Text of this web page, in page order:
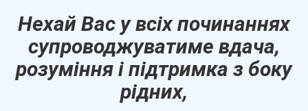
Нехай Вас у всіх починаннях
супроводжуватиме вдача,
розуміння і підтримка з боку
рідних,